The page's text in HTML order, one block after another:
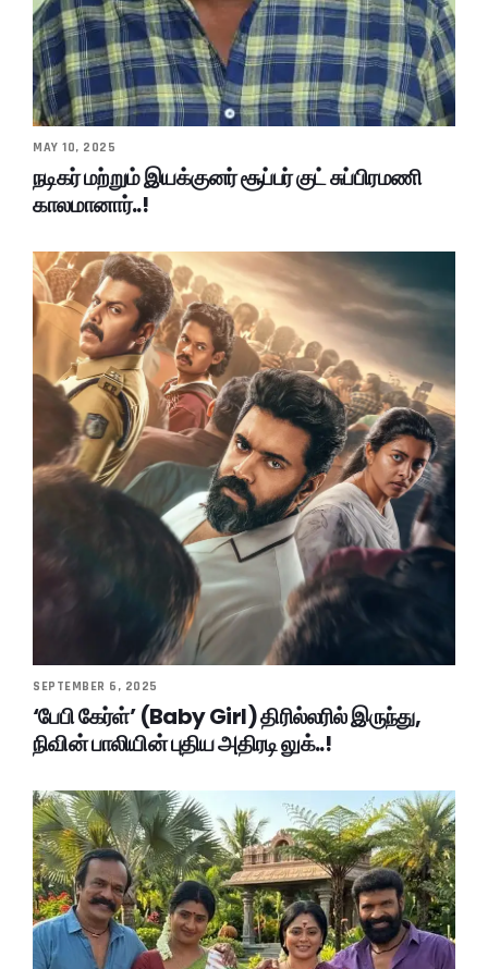
MAY 10, 2025
நடிகர் மற்றும் இயக்குனர் சூப்பர் குட் சுப்பிரமணி
காலமானார்..!
SEPTEMBER 6, 2025
‘பேபி கேர்ள்’ (Baby Girl) திரில்லரில் இருந்து,
நிவின் பாலியின் புதிய அதிரடி லுக்..!